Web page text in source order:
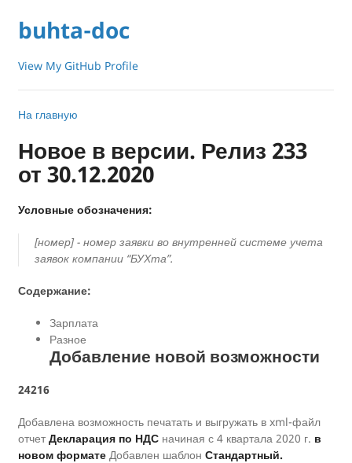
buhta-doc
View My GitHub Profile
На главную
Новое в версии. Релиз 233
от 30.12.2020
Условные обозначения:
[номер] - номер заявки во внутренней системе учета
заявок компании “БУХта”.
Содержание:
Зарплата
Разное
Добавление новой возможности
24216
Добавлена возможность печатать и выгружать в xml-файл
отчет Декларация по НДС начиная с 4 квартала 2020 г. в
новом формате Добавлен шаблон Стандартный.